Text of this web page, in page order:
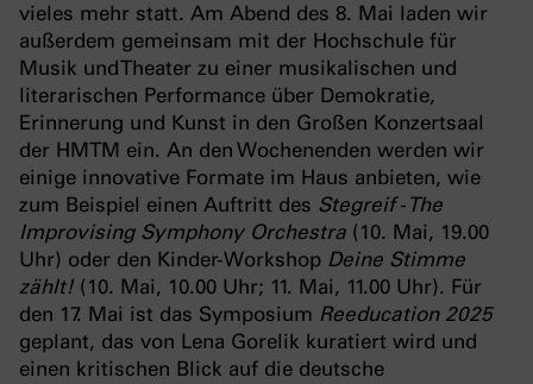
vieles mehr statt. Am Abend des 8. Mai laden wir
außerdem gemeinsam mit der Hochschule für
Musik und Theater zu einer musikalischen und
literarischen Performance über Demokratie,
Erinnerung und Kunst in den Großen Konzertsaal
der HMTM ein. An den Wochenenden werden wir
einige innovative Formate im Haus anbieten, wie
zum Beispiel einen Auftritt des Stegreif - The
Improvising Symphony Orchestra (10. Mai, 19.00
Uhr) oder den Kinder-Workshop Deine Stimme
zählt!(10. Mai, 10.00 Uhr; 11. Mai, 11.00 Uhr). Für
den 17. Mai ist das Symposium Reeducation 2025
geplant, das von Lena Gorelik kuratiert wird und
einen kritischen Blick auf die deutsche